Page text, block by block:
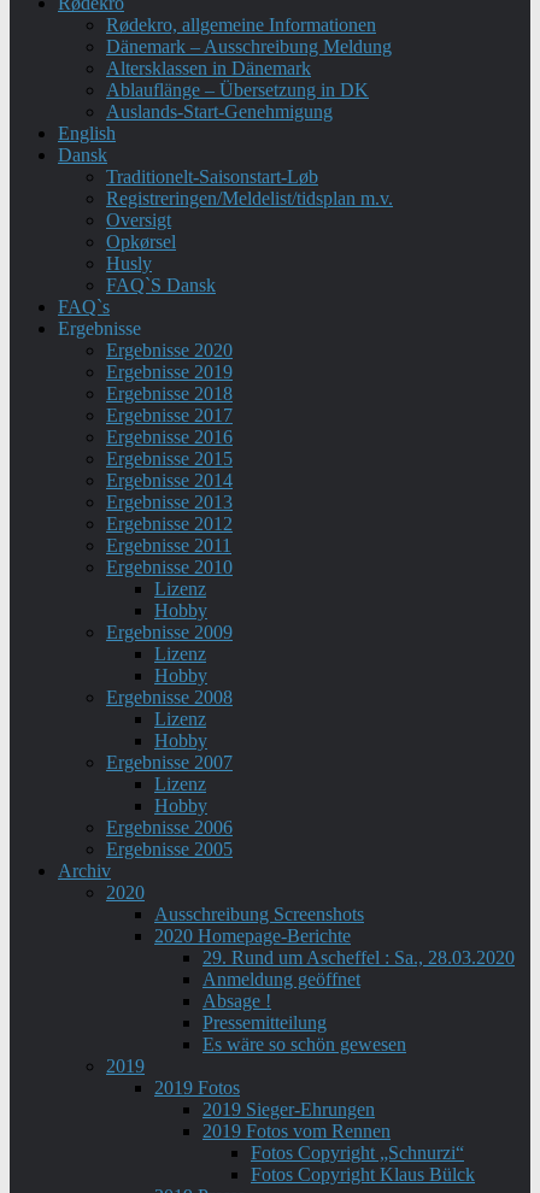
Rødekro, allgemeine Informationen
Dänemark – Ausschreibung Meldung
Altersklassen in Dänemark
Ablauflänge – Übersetzung in DK
Auslands-Start-Genehmigung
English
Dansk
Traditionelt-Saisonstart-Løb
Registreringen/Meldelist/tidsplan m.v.
Oversigt
Opkørsel
Husly
FAQ`S Dansk
FAQ`s
Ergebnisse
Ergebnisse 2020
Ergebnisse 2019
Ergebnisse 2018
Ergebnisse 2017
Ergebnisse 2016
Ergebnisse 2015
Ergebnisse 2014
Ergebnisse 2013
Ergebnisse 2012
Ergebnisse 2011
Ergebnisse 2010
Lizenz
Hobby
Ergebnisse 2009
Lizenz
Hobby
Ergebnisse 2008
Lizenz
Hobby
Ergebnisse 2007
Lizenz
Hobby
Ergebnisse 2006
Ergebnisse 2005
Archiv
2020
Ausschreibung Screenshots
2020 Homepage-Berichte
29. Rund um Ascheffel : Sa., 28.03.2020
Anmeldung geöffnet
Absage !
Pressemitteilung
Es wäre so schön gewesen
2019
2019 Fotos
2019 Sieger-Ehrungen
2019 Fotos vom Rennen
Fotos Copyright „Schnurzi“
Fotos Copyright Klaus Bülck